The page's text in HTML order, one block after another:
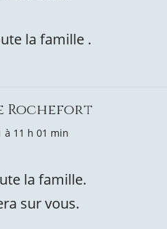
la famille .
Rochefort
à 11 h 01 min
la famille.
sur vous.